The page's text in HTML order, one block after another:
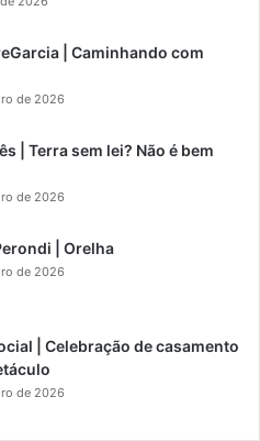
| Caminhando com
de 2026
| Terra sem lei? Não é bem
de 2026
| Orelha
de 2026
| Celebração de casamento
de 2026